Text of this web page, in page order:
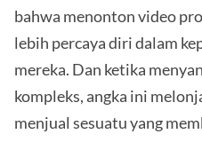
bahwa menonton video
lebih percaya diri dalam
mereka. Dan ketika
kompleks, angka ini
menjual sesuatu yang